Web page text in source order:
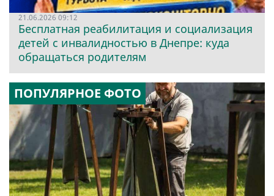
21.06.2026 09:12
Бесплатная реабилитация и социализация
детей с инвалидностью в Днепре: куда
обращаться родителям
ПОПУЛЯРНОЕ ФОТО